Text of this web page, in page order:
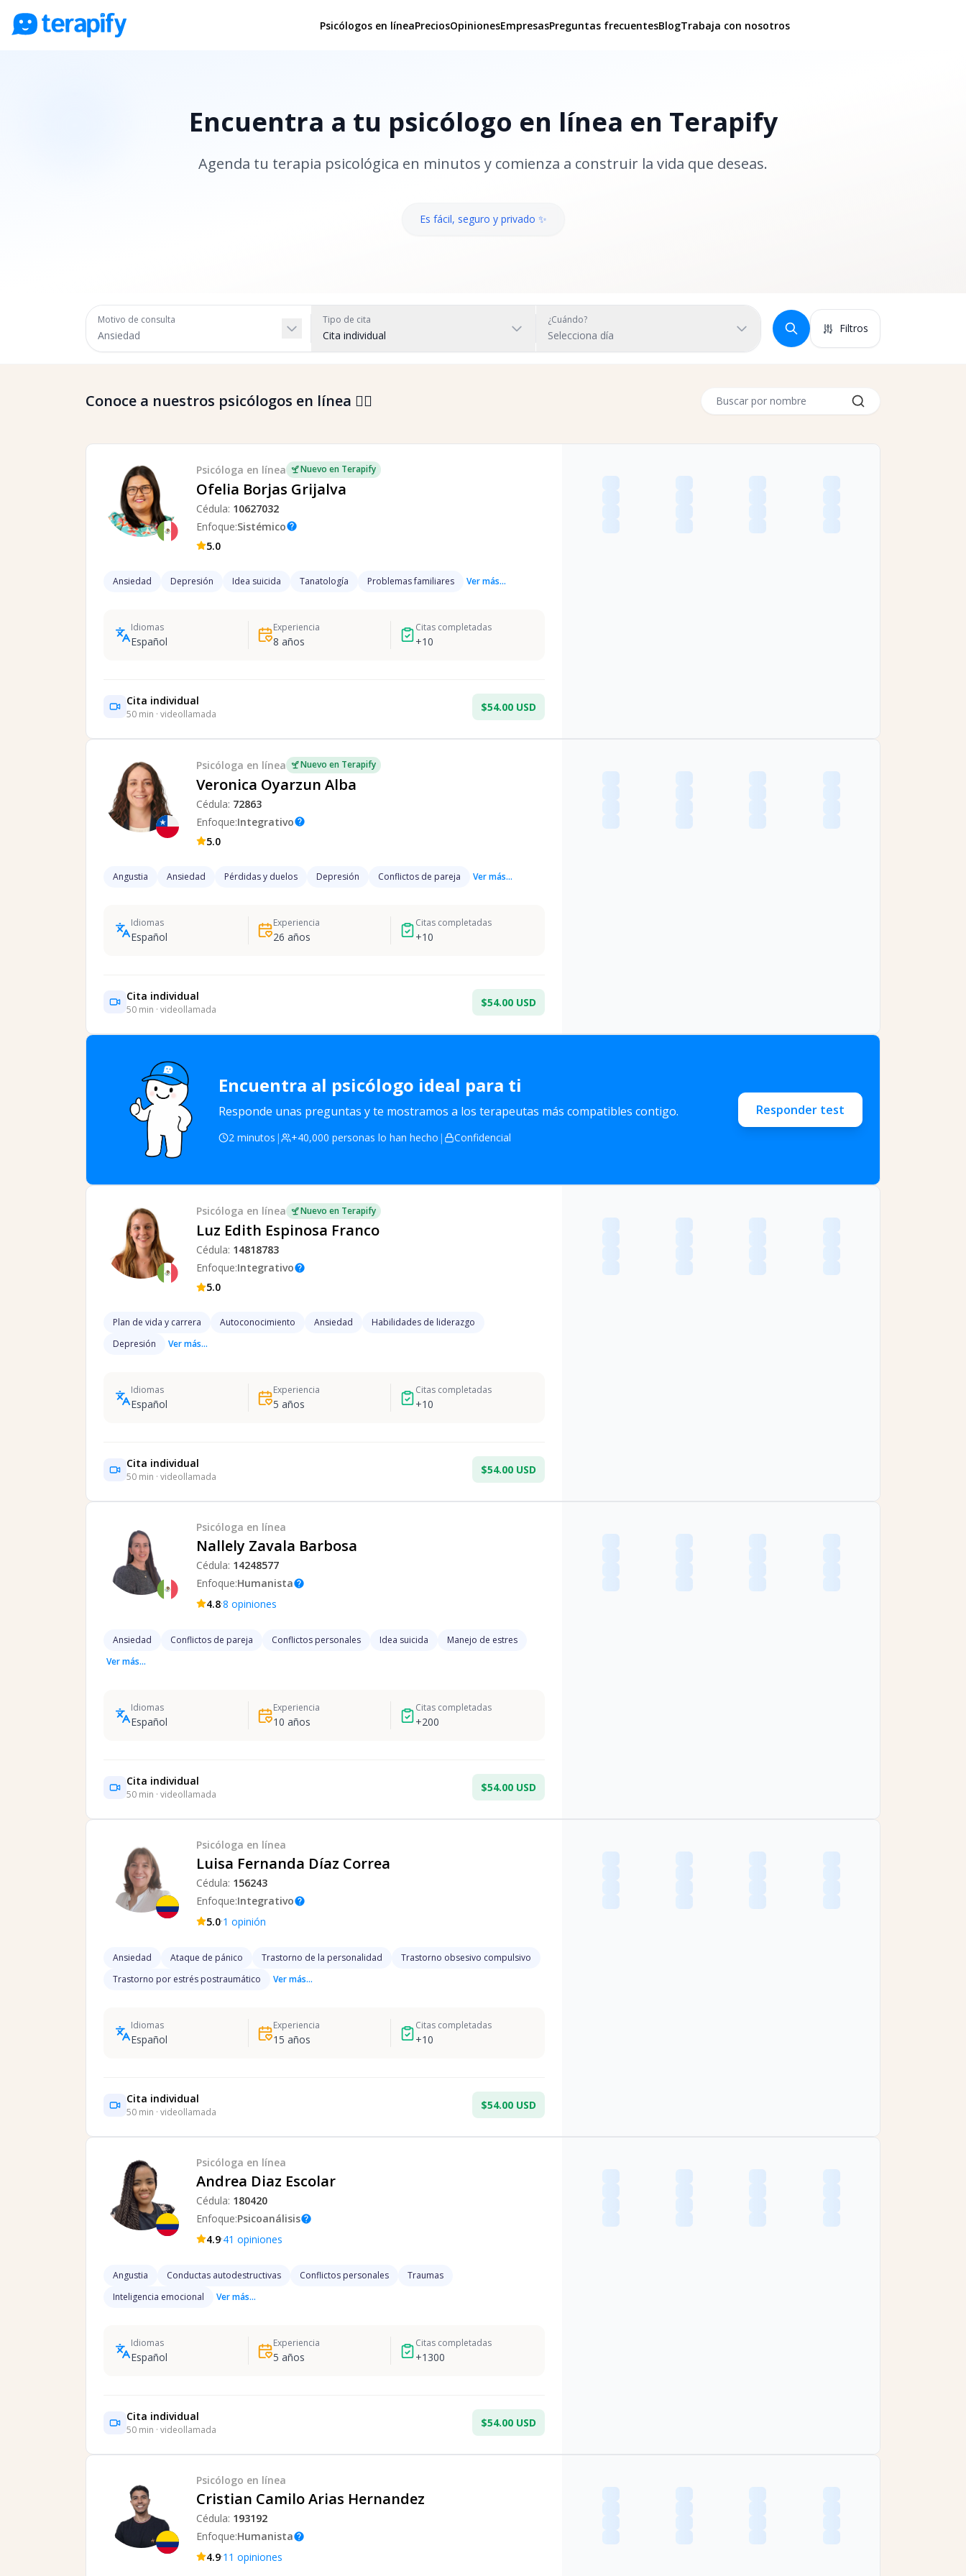
Psicólogos en líneaPreciosOpinionesEmpresasPreguntas frecuentesBlogTrabaja con nosotros
Encuentra a tu psicólogo en línea en Terapify
Agenda tu terapia psicológica en minutos y comienza a construir la vida que deseas.
Es fácil, seguro y privado ✨
Motivo de consulta Tipo de cita
Cita individual
¿Cuándo?
Selecciona día
Filtros
Conoce a nuestros psicólogos en línea 👇🏼 Buscar por nombre
Psicóloga en línea Nuevo en Terapify
Ofelia Borjas Grijalva
Cédula: 10627032
Enfoque:Sistémicohelp
5.0
Ansiedad Depresión Idea suicida Tanatología Problemas familiares Ver más...
Idiomas
Español
Experiencia
8 años
Citas completadas
+10
Cita individual
50 min · videollamada
$54.00 USD
Psicóloga en línea Nuevo en Terapify
Veronica Oyarzun Alba
Cédula: 72863
Enfoque:Integrativohelp
5.0
Angustia Ansiedad Pérdidas y duelos Depresión Conflictos de pareja Ver más...
Idiomas
Español
Experiencia
26 años
Citas completadas
+10
Cita individual
50 min · videollamada
$54.00 USD
Encuentra al psicólogo ideal para ti
Responde unas preguntas y te mostramos a los terapeutas más compatibles contigo.
2 minutos | +40,000 personas lo han hecho | Confidencial
Responder test
Psicóloga en línea Nuevo en Terapify
Luz Edith Espinosa Franco
Cédula: 14818783
Enfoque:Integrativohelp
5.0
Plan de vida y carrera Autoconocimiento Ansiedad
Habilidades de liderazgo
Depresión
Ver más...
Idiomas
Español
Experiencia
5 años
Citas completadas
+10
Cita individual
50 min · videollamada
$54.00 USD
Psicóloga en línea
Nallely Zavala Barbosa
Cédula: 14248577
Enfoque:Humanistahelp
4.8·8 opiniones
Ansiedad Conflictos de pareja Conflictos personales Idea suicida
Manejo de estres
Ver más...
Idiomas
Español
Experiencia
10 años
Citas completadas
+200
Cita individual
50 min · videollamada
$54.00 USD
Psicóloga en línea
Luisa Fernanda Díaz Correa
Cédula: 156243
Enfoque:Integrativohelp
5.0·1 opinión
Ansiedad Ataque de pánico Trastorno de la personalidad
Trastorno obsesivo compulsivo
Trastorno por estrés postraumático
Ver más...
Idiomas
Español
Experiencia
15 años
Citas completadas
+10
Cita individual
50 min · videollamada
$54.00 USD
Psicóloga en línea
Andrea Diaz Escolar
Cédula: 180420
Enfoque:Psicoanálisishelp
4.9·41 opiniones
Angustia Conductas autodestructivas Conflictos personales
Traumas
Inteligencia emocional
Ver más...
Idiomas
Español
Experiencia
5 años
Citas completadas
+1300
Cita individual
50 min · videollamada
$54.00 USD
Psicólogo en línea
Cristian Camilo Arias Hernandez
Cédula: 193192
Enfoque:Humanistahelp
4.9·11 opiniones